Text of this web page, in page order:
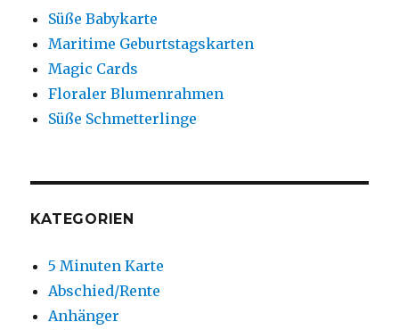
Süße Babykarte
Maritime Geburtstagskarten
Magic Cards
Floraler Blumenrahmen
Süße Schmetterlinge
KATEGORIEN
5 Minuten Karte
Abschied/Rente
Anhänger